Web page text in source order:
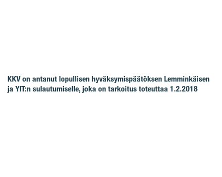
KKV on antanut lopullisen hyväksymispäätöksen Lemminkäisen
ja YIT:n sulautumiselle, joka on tarkoitus toteuttaa 1.2.2018